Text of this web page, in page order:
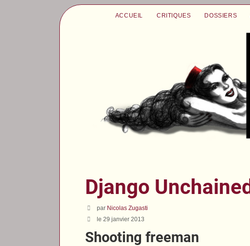
ACCUEIL CRITIQUES DOSSIERS
Django Unchained
par Nicolas Zugasti
le 29 janvier 2013
Shooting freeman